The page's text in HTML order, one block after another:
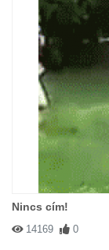
Nincs cím!
14169 0